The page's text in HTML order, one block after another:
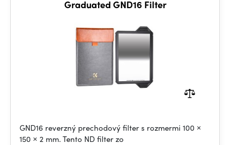
Graduated GND16 Filter
GND16 reverzný prechodový filter s rozmermi 100 ×
150 × 2 mm. Tento ND filter zo